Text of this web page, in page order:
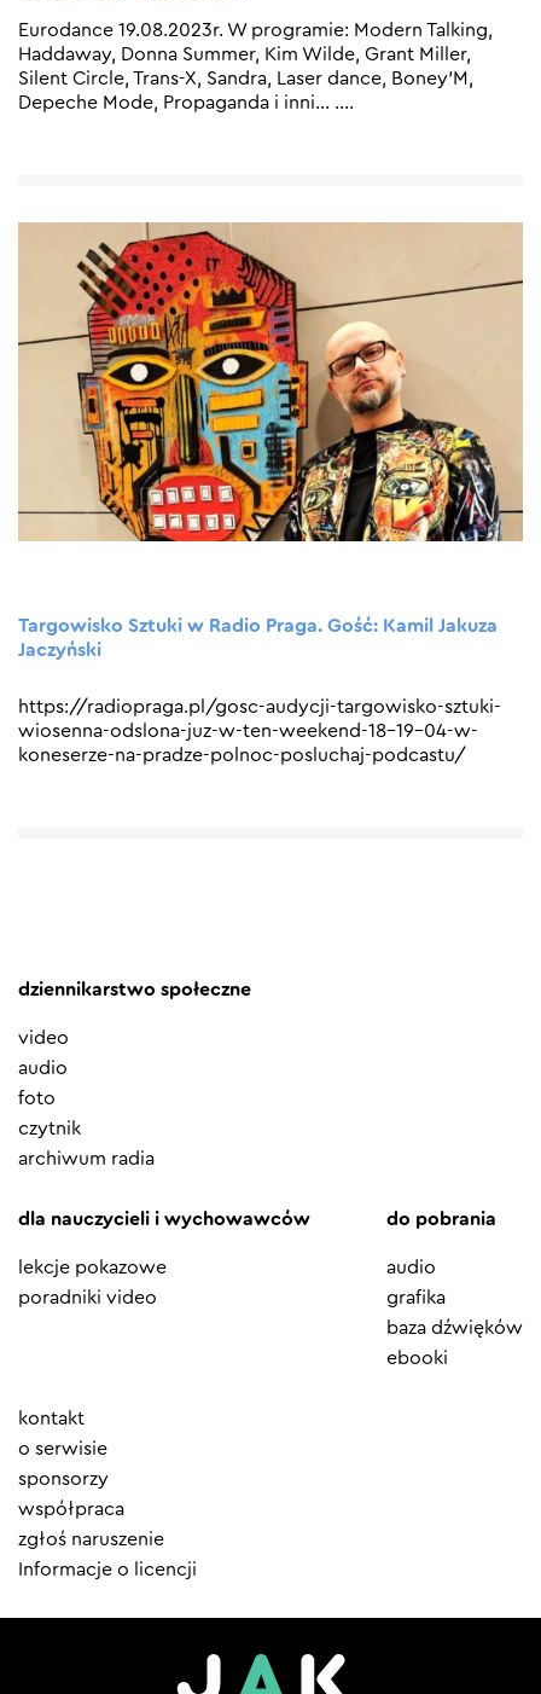
Eurodance 19.08.2023r. W programie: Modern Talking,
Haddaway, Donna Summer, Kim Wilde, Grant Miller,
Silent Circle, Trans-X, Sandra, Laser dance, Boney’M,
Depeche Mode, Propaganda i inni… .…
Targowisko Sztuki w Radio Praga. Gość: Kamil Jakuza
Jaczyński
https://radiopraga.pl/gosc-audycji-targowisko-sztuki-
wiosenna-odslona-juz-w-ten-weekend-18-19-04-w-
koneserze-na-pradze-polnoc-posluchaj-podcastu/
dziennikarstwo społeczne
video
audio
foto
czytnik
archiwum radia
dla nauczycieli i wychowawców
lekcje pokazowe
poradniki video
do pobrania
audio
grafika
baza dźwięków
ebooki
Element
menu
kontakt
o serwisie
sponsorzy
współpraca
zgłoś naruszenie
Informacje o licencji